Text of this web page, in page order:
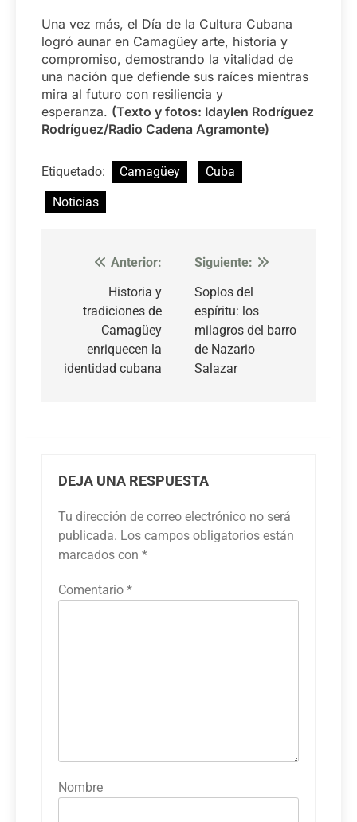
Una vez más, el Día de la Cultura Cubana
logró aunar en Camagüey arte, historia y
compromiso, demostrando la vitalidad de
una nación que defiende sus raíces mientras
mira al futuro con resiliencia y
esperanza. (Texto y fotos: Idaylen Rodríguez
Rodríguez/Radio Cadena Agramonte)
Etiquetado: Camagüey
Cuba
Noticias
Navegación
entradas
Anterior:
Historia y
tradiciones de
Camagüey
enriquecen la
identidad cubana
Siguiente:
Soplos del
espíritu: los
milagros del barro
de Nazario
Salazar
DEJA UNA RESPUESTA
Tu dirección de correo electrónico no será
publicada. Los campos obligatorios están
marcados con *
Comentario *
Nombre